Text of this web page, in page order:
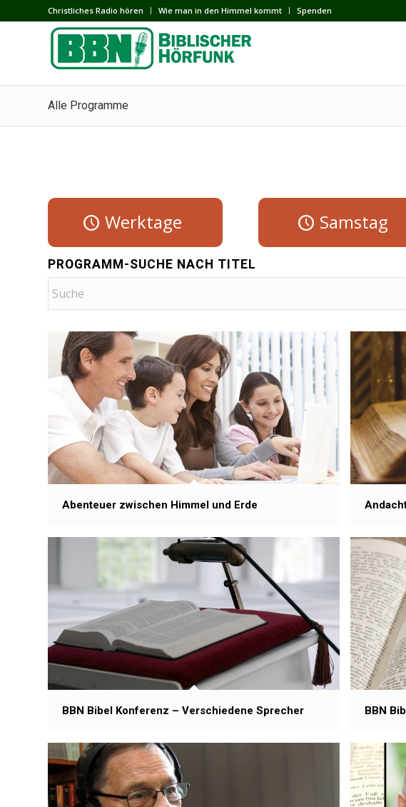
Сhristliches Radio hören Wie man in den Himmel kommt Spenden
Alle Programme
Werktage Samstag
PROGRAMM-SUCHE NACH TITEL
Abenteuer zwischen Himmel und Erde
BBN Bibel Konferenz – Verschiedene Sprecher BBN